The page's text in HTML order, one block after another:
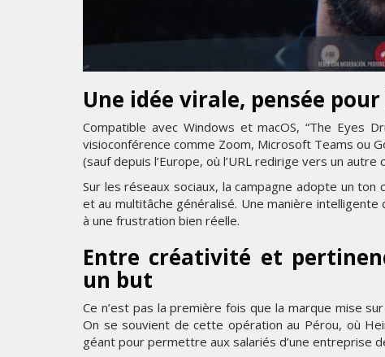
Une idée virale, pensée
Compatible avec Windows et macOS, “The Eyes
visioconférence comme Zoom, Microsoft Teams ou
(sauf depuis l’Europe, où l’URL redirige vers un
Sur les réseaux sociaux, la campagne adopte un
et au multitâche généralisé. Une manière
à une frustration bien réelle.
Entre créativité et
un but
Ce n’est pas la première fois que la marque mise
On se souvient de cette opération au Pérou, où
géant pour permettre aux salariés d’une entreprise